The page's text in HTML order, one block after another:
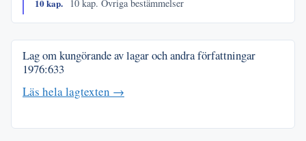
10 kap.
10 kap. Övriga bestämmelser
Lag om kungörande av lagar och andra författningar
1976:633
Läs hela lagtexten →